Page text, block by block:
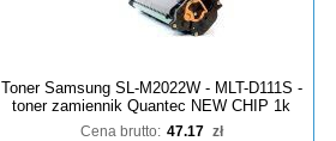
Toner Samsung SL-M2022W - MLT-D111S -
toner zamiennik Quantec NEW CHIP 1k
Cena brutto: 47.17 zł